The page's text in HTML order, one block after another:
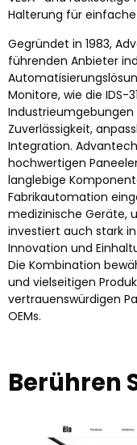
Halterung für
Gegründet in 1983,
führenden Anbieter
Monitore, wie die IDS-
Zuverlässigkeit,
Integration.
hochwertigen
langlebige
Fabrikautomation
medizinische Geräte,
investiert auch stark
Innovation und
Die Kombination
und vielseitigen
vertrauenswürdigen
OEMs.
Berühren